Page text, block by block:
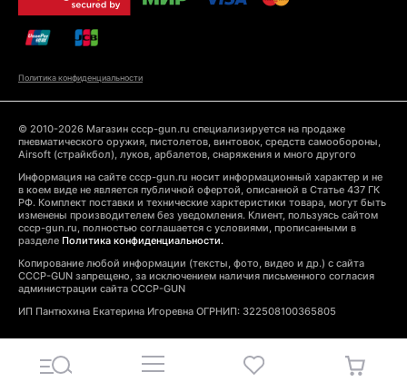
Политика конфиденциальности
© 2010-2026 Магазин cccp-gun.ru специализируется на продаже
пневматического оружия, пистолетов, винтовок, средств самообороны,
Airsoft (страйкбол), луков, арбалетов, снаряжения и много другого
Информация на сайте cccp-gun.ru носит информационный характер и не
в коем виде не является публичной офертой, описанной в Статье 437 ГК
РФ. Комплект поставки и технические харктеристики товара, могут быть
изменены производителем без уведомления. Клиент, пользуясь сайтом
cccp-gun.ru, полностью соглашается с условиями, прописанными в
разделе Политика конфиденциальности.
Копирование любой информации (тексты, фото, видео и др.) с сайта
CCCP-GUN запрещено, за исключением наличия письменного согласия
администрации сайта CCCP-GUN
ИП Пантюхина Екатерина Игоревна ОГРНИП: 322508100365805